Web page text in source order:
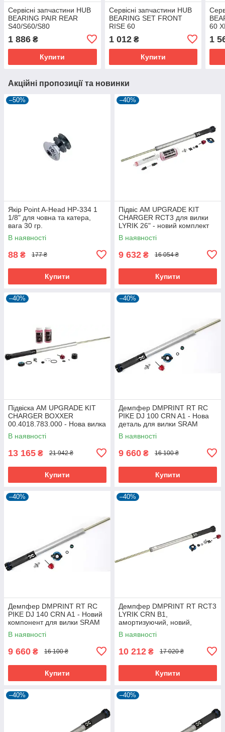
Сервісні запчастини HUB
BEARING PAIR REAR
S40/S60/S80
1 886 ₴
Купити
Сервісні запчастини HUB
BEARING SET FRONT
RISE 60
1 012₴
Купити
60
1
Акційні пропозиції та новинки
–50%
Якір Point A-Head HP-334 1
1/8" для човна та катера,
вага 30 гр.
В наявності
88 ₴ 177 ₴
Купити
–40%
Підвіс AM UPGRADE KIT
CHARGER RCT3 для вилки
LYRIK 26" - новий комплект
для апгрейду
В наявності
9 632 ₴ 16 054 ₴
Купити
–40%
Підвіска AM UPGRADE KIT
CHARGER BOXXER
00.4018.783.000 - Нова вилка
для веломеханіків
В наявності
13 165 ₴ 21 942 ₴
Купити
–40%
Демпфер DMPRINT RT RC
PIKE DJ 100 CRN A1 - Нова
деталь для вилки SRAM
В наявності
9 660 ₴ 16 100 ₴
Купити
–40%
Демпфер DMPRINT RT RC
PIKE DJ 140 CRN A1 - Новий
компонент для вилки SRAM
В наявності
9 660 ₴ 16 100 ₴
Купити
–40%
Демпфер DMPRINT RT RCT3
LYRIK CRN B1,
амортизуючий, новий,
11.4018.009.078
В наявності
10 212 ₴ 17 020 ₴
Купити
–40% –40%